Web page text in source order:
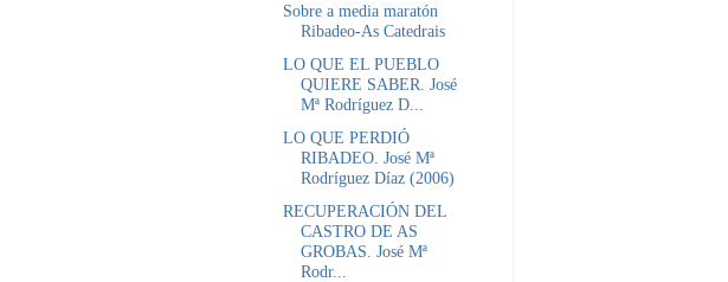
Sobre a media maratón
Ribadeo-As Catedrais
LO QUE EL PUEBLO
QUIERE SABER. José
Mª Rodríguez D...
LO QUE PERDIÓ
RIBADEO. José Mª
Rodríguez Díaz (2006)
RECUPERACIÓN DEL
CASTRO DE AS
GROBAS. José Mª
Rodr...